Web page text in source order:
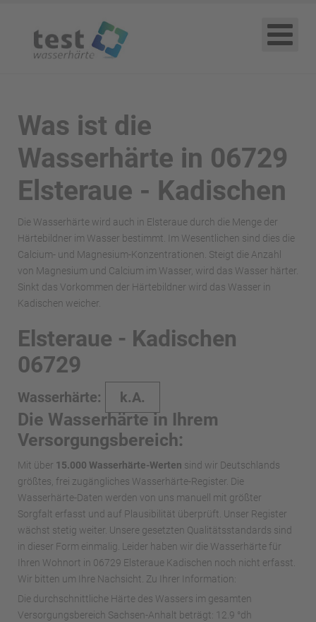
Was ist die
Wasserhärte in 06729
Elsteraue - Kadischen
Die Wasserhärte wird auch in Elsteraue durch die Menge der
Härtebildner im Wasser bestimmt. Im Wesentlichen sind dies die
Calcium- und Magnesium-Konzentrationen. Steigt die Anzahl
von Magnesium und Calcium im Wasser, wird das Wasser härter.
Sinkt das Vorkommen der Härtebildner wird das Wasser in
Kadischen weicher.
Elsteraue - Kadischen
06729
Wasserhärte: k.A.
Die Wasserhärte in Ihrem
Versorgungsbereich:
Mit über 15.000 Wasserhärte-Werten sind wir Deutschlands
größtes, frei zugängliches Wasserhärte-Register. Die
Wasserhärte-Daten werden von uns manuell mit größter
Sorgfalt erfasst und auf Plausibilität überprüft. Unser Register
wächst stetig weiter. Unsere gesetzten Qualitätsstandards sind
in dieser Form einmalig. Leider haben wir die Wasserhärte für
Ihren Wohnort in 06729 Elsteraue Kadischen noch nicht erfasst.
Wir bitten um Ihre Nachsicht. Zu Ihrer Information:
Die durchschnittliche Härte des Wassers im gesamten
Versorgungsbereich Sachsen-Anhalt beträgt: 12.9 °dh